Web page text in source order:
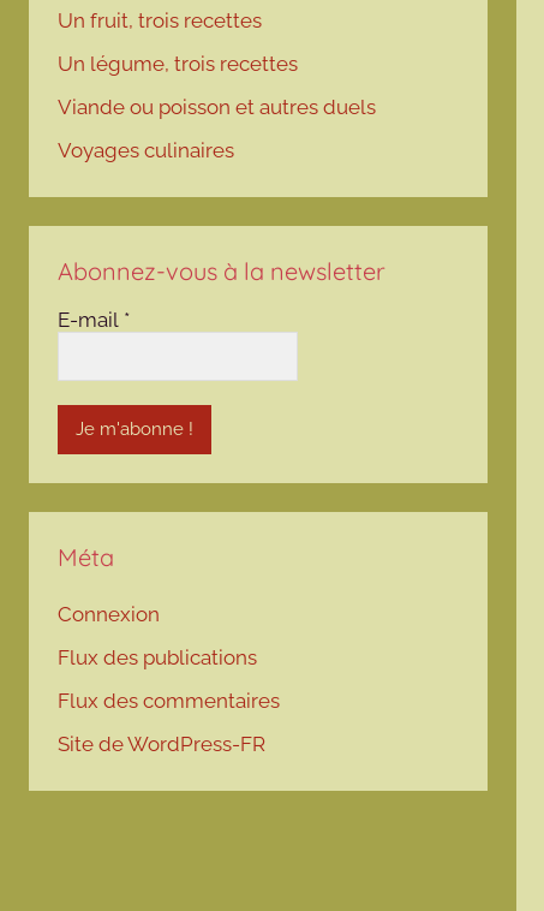
Un fruit, trois recettes
Un légume, trois recettes
Viande ou poisson et autres duels
Voyages culinaires
Abonnez-vous à la newsletter
E-mail *
Méta
Connexion
Flux des publications
Flux des commentaires
Site de WordPress-FR